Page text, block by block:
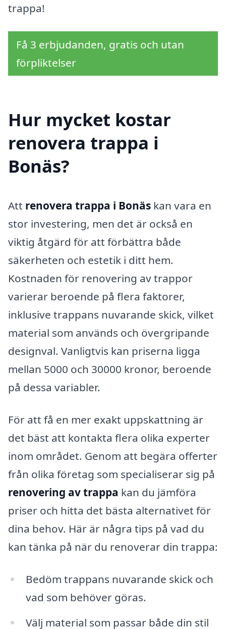
trappa!
Få 3 erbjudanden, gratis och utan
förpliktelser
Hur mycket kostar
renovera trappa i
Bonäs?
Att renovera trappa i Bonäs kan vara en
stor investering, men det är också en
viktig åtgärd för att förbättra både
säkerheten och estetik i ditt hem.
Kostnaden för renovering av trappor
varierar beroende på flera faktorer,
inklusive trappans nuvarande skick, vilket
material som används och övergripande
designval. Vanligtvis kan priserna ligga
mellan 5000 och 30000 kronor, beroende
på dessa variabler.
För att få en mer exakt uppskattning är
det bäst att kontakta flera olika experter
inom området. Genom att begära offerter
från olika företag som specialiserar sig på
renovering av trappa kan du jämföra
priser och hitta det bästa alternativet för
dina behov. Här är några tips på vad du
kan tänka på när du renoverar din trappa:
Bedöm trappans nuvarande skick och
vad som behöver göras.
Välj material som passar både din stil